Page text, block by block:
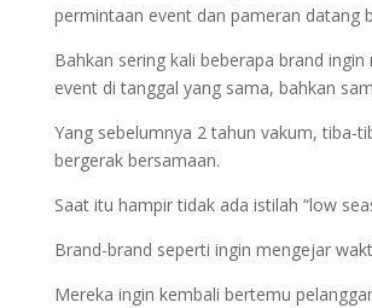
permintaan event dan pameran datang
Bahkan sering kali beberapa brand ingin
event di tanggal yang sama, bahkan
Yang sebelumnya 2 tahun vakum, tiba-
bergerak bersamaan.
Saat itu hampir tidak ada istilah “low
Brand-brand seperti ingin mengejar
Mereka ingin kembali bertemu